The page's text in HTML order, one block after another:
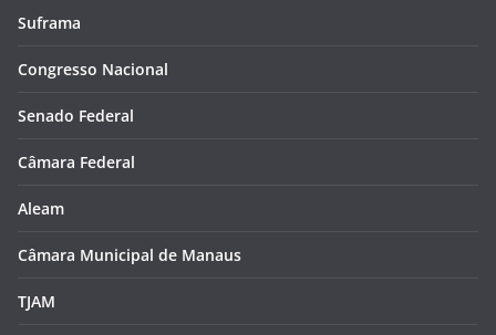
Suframa
Congresso Nacional
Senado Federal
Câmara Federal
Aleam
Câmara Municipal de Manaus
TJAM